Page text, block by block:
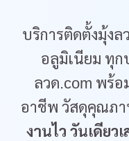
บริการติดตั้งมุ้งล
อลูมิเนียม ทุก
ลวด.com พร้อ
อาชีพ วัสดุคุณภ
งานไว วันเดีย